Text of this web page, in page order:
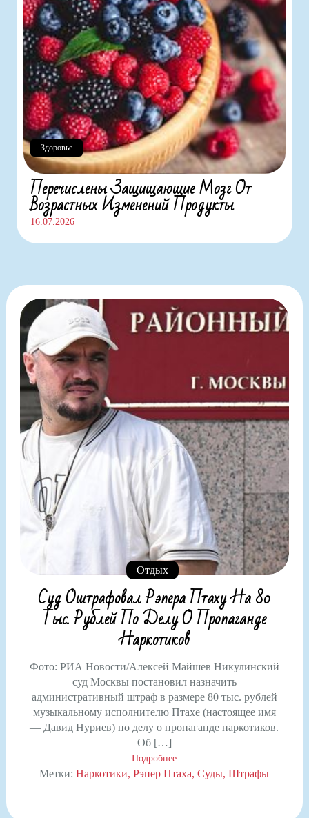
Перечислены Защищающие Мозг От
Возрастных Изменений Продукты
16.07.2026
Здоровье
Отдых
Суд Оштрафовал Рэпера Птаху На 80
Тыс. Рублей По Делу О Пропаганде
Наркотиков
Фото: РИА Новости/Алексей Майшев Никулинский
суд Москвы постановил назначить
административный штраф в размере 80 тыс. рублей
музыкальному исполнителю Птахе (настоящее имя
— Давид Нуриев) по делу о пропаганде наркотиков.
Об […]
Подробнее
Метки:Наркотики Рэпер Птаха Суды Штрафы